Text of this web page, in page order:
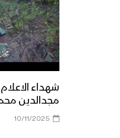
شهداء
مجدالدين
10/11/2025